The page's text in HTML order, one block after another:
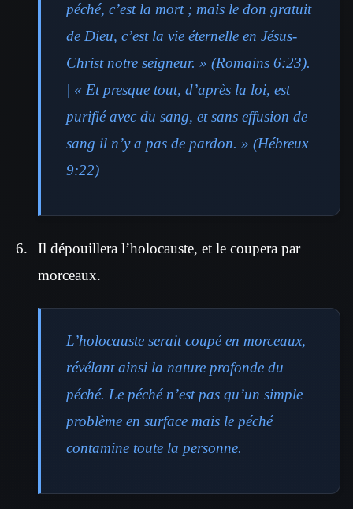
péché, c’est la mort ; mais le don gratuit
de Dieu, c’est la vie éternelle en Jésus-
Christ notre seigneur. » (Romains 6:23).
| « Et presque tout, d’après la loi, est
purifié avec du sang, et sans effusion de
sang il n’y a pas de pardon. » (Hébreux
9:22)
Il dépouillera l’holocauste, et le coupera par
morceaux.
L’holocauste serait coupé en morceaux,
révélant ainsi la nature profonde du
péché. Le péché n’est pas qu’un simple
problème en surface mais le péché
contamine toute la personne.